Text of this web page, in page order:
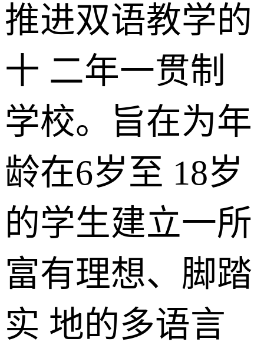
推进双语教学的
十 二年一贯制
学校。旨在为年
龄在6岁至 18岁
的学生建立一所
富有理想、脚踏
实 地的多语言